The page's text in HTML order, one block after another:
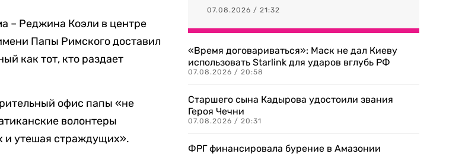
– Реджина Коэли в центре
Папы Римского доставил
как тот, кто раздает
офис папы «не
волонтеры
и утешая страждущих».
07.08.2026 / 21:32
«Время договариваться»: Маск не дал Киеву
использовать Starlink для ударов вглубь РФ
07.08.2026 / 20:58
Старшего сына Кадырова удостоили звания
Героя Чечни
07.08.2026 / 20:31
ФРГ финансировала бурение в Амазонии